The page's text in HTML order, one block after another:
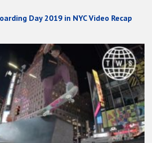
Day 2019 in NYC Video Recap